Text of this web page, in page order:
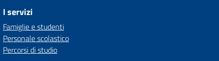
I servizi
Famiglie e studenti
Personale scolastico
Percorsi di studio